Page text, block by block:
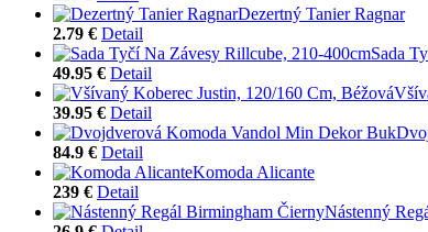
Dezertný Tanier Ragnar
2.79 € Detail
Sada
49.95 € Detail
39.95 € Detail
84.9 € Detail
Komoda Alicante
239 € Detail
Nástenný